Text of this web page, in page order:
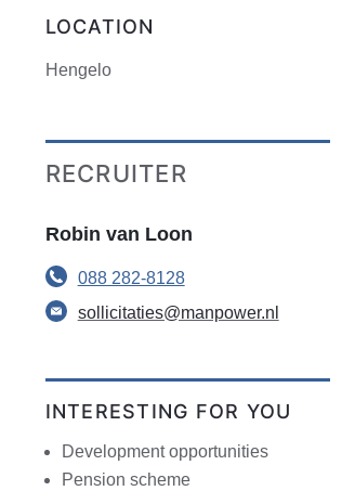
LOCATION
Hengelo
RECRUITER
Robin van Loon
088 282-8128
sollicitaties@manpower.nl
INTERESTING FOR YOU
Development opportunities
Pension scheme